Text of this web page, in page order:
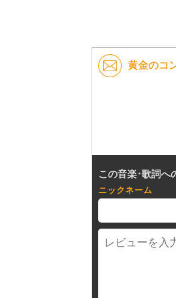
黄金のコ
この音楽･歌詞へ
ニックネーム